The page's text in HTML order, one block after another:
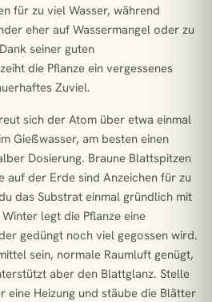
für zu viel Wasser, während
eher auf Wassermangel oder zu
seiner guten
die Pflanze ein vergessenes
Zuviel.
sich der Atom über etwa einmal
Gießwasser, am besten einen
Dosierung. Braune Blattspitzen
auf der Erde sind Anzeichen für zu
das Substrat einmal gründlich mit
legt die Pflanze eine
gedüngt noch viel gegossen wird.
sein, normale Raumluft genügt,
aber den Blattglanz. Stelle
Heizung und stäube die Blätter